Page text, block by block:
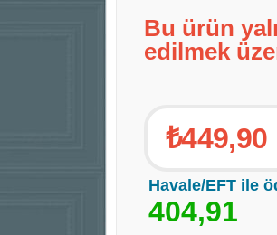
Bu ürün
edilmek
₺449,90
Havale/EFT ile
404,91